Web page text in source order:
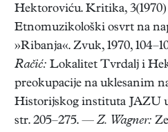
Hektoroviću. Kritika,
Etnomuzikološki osvrt na
»Ribanja«. Zvuk, 1970,
Račić: Lokalitet Tvrdalj i
preokupacije na uklesanim
Historijskog instituta JAZU
str. 205–275. — Z. Wagner: